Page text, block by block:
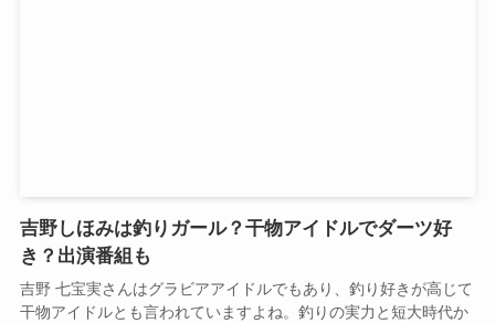
吉野しほみは釣りガール？干物アイドルでダーツ好
き？出演番組も
吉野 七宝実さんはグラビアアイドルでもあり、釣り好きが高じて
干物アイドルとも言われていますよね。釣りの実力と短大時代か